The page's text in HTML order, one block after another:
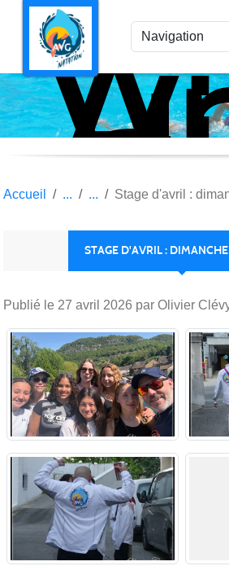
Accueil Stage d'avril :
STAGE D'AVRIL :
Publié le 27 avril 2026 par Olivier
Panneau de gestion des cookies